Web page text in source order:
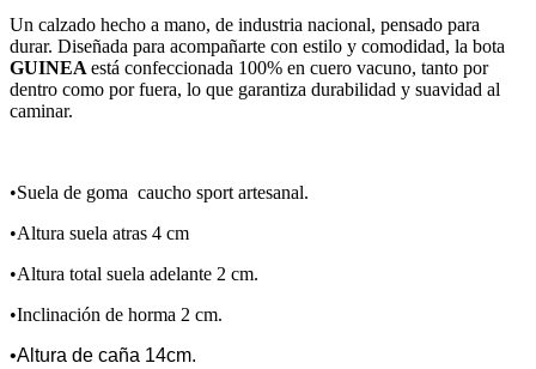
Un calzado hecho a mano, de industria nacional, pensado para
durar. Diseñada para acompañarte con estilo y comodidad, la bota
GUINEA está confeccionada 100% en cuero vacuno, tanto por
dentro como por fuera, lo que garantiza durabilidad y suavidad al
caminar.
•Suela de goma caucho sport artesanal.
•Altura suela atras 4 cm
•Altura total suela adelante 2 cm.
•Inclinación de horma 2 cm.
•Altura de caña 14cm.